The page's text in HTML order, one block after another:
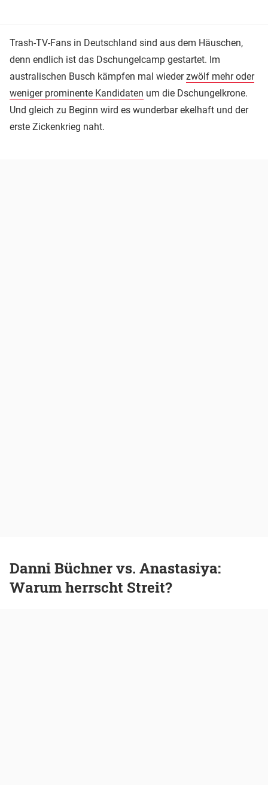
Trash-TV-Fans in Deutschland sind aus dem Häuschen,
denn endlich ist das Dschungelcamp gestartet. Im
australischen Busch kämpfen mal wiederzwölf mehr oder
weniger prominente Kandidaten um die Dschungelkrone.
Und gleich zu Beginn wird es wunderbar ekelhaft und der
erste Zickenkrieg naht.
Danni Büchner vs. Anastasiya:
Warum herrscht Streit?